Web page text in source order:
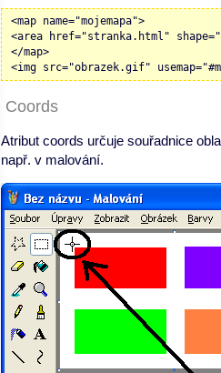
<map name="mojemapa">
<area href="stranka.html"
</map>
<img src="obrazek.gif"
Coords
Atribut coords určuje souřadnice
např. v malování.